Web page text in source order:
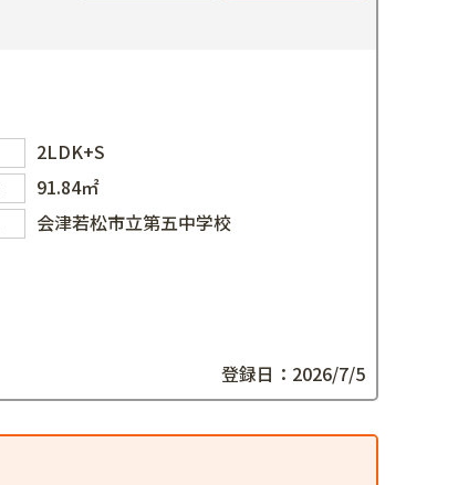
2LDK+S
91.84㎡
会津若松市立第五中学校
登録日：2026/7/5